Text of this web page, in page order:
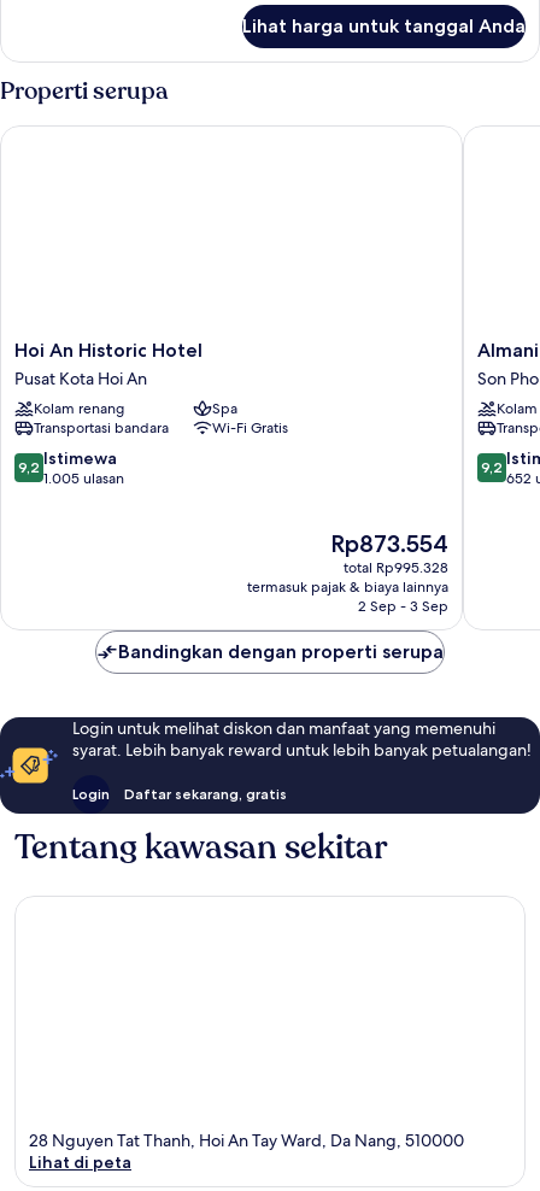
Kamar
Lihat harga untuk tanggal Anda
Properti serupa
Hoi
An
Historic
Hotel
Pusat
Kota
Hoi
Hoi An Historic Hotel
Pusat Kota Hoi An
Kolam renang
Spa
Transportasi bandara
Wi-Fi Gratis
9.2
dari
9,2 Istimewa
1.005 ulasan
Harga
sekarang
Rp873.554
Rp873.554
total Rp995.328
termasuk pajak & biaya lainnya
2 Sep - 3 Sep
Hoi An Historic Hotel
Almanity
Hoi
An
Resort
&
Spa
Son
Son
9.2
dari
9,2
652
Bandingkan dengan properti serupa
Login untuk melihat diskon dan manfaat yang memenuhi
syarat. Lebih banyak reward untuk lebih banyak petualangan!
Login Daftar sekarang, gratis
Tentang kawasan sekitar
28 Nguyen Tat Thanh, Hoi An Tay Ward, Da Nang, 510000
Lihat di peta